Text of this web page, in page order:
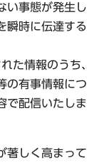
い事態が発生し
瞬時に伝達する
た情報のうち、
の有事情報につ
で配信いたしま
著しく高まって